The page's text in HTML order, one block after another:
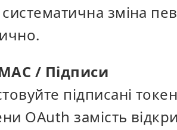
систематична зміна
/ Підписи
підписані
OAuth замість